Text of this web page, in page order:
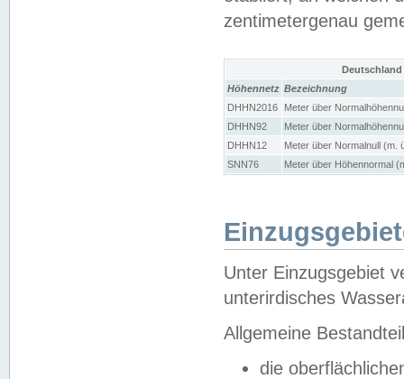
zentimetergenau
Höhennetz Bezeichnung
DHHN2016
Meter über
DHHN92
Meter über
DHHN12
Meter über Normalnull (m.
SNN76
Meter über Höhennormal
Unter Einzugsgebiet
unterirdisches
Allgemeine
die